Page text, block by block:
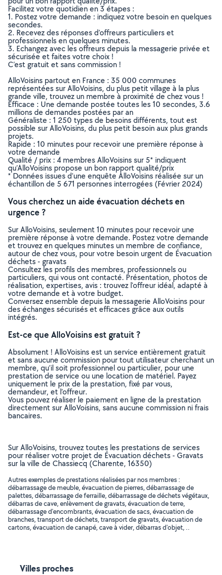
Facilitez votre quotidien en 3 étapes :
1. Postez votre demande : indiquez votre besoin en quelques
secondes.
2. Recevez des réponses d’offreurs particuliers et
professionnels en quelques minutes.
3. Echangez avec les offreurs depuis la messagerie privée et
sécurisée et faites votre choix !
C’est gratuit et sans commission !
AlloVoisins partout en France : 35 000 communes
représentées sur AlloVoisins, du plus petit village à la plus
grande ville, trouvez un membre à proximité de chez vous !
Efficace : Une demande postée toutes les 10 secondes, 3.6
millions de demandes postées par an
Généraliste : 1 250 types de besoins différents, tout est
possible sur AlloVoisins, du plus petit besoin aux plus grands
projets.
Rapide : 10 minutes pour recevoir une première réponse à
votre demande
Qualité / prix : 4 membres AlloVoisins sur 5* indiquent
qu’AlloVoisins propose un bon rapport qualité/prix
* Données issues d’une enquête AlloVoisins réalisée sur un
échantillon de 5 671 personnes interrogées (Février 2024)
Vous cherchez un aide évacuation déchets en
urgence ?
Sur AlloVoisins, seulement 10 minutes pour recevoir une
première réponse à votre demande. Postez votre demande
et trouvez en quelques minutes un membre de confiance,
autour de chez vous, pour votre besoin urgent de Évacuation
déchets - gravats
Consultez les profils des membres, professionnels ou
particuliers, qui vous ont contacté. Présentation, photos de
réalisation, expertises, avis : trouvez l'offreur idéal, adapté à
votre demande et à votre budget.
Conversez ensemble depuis la messagerie AlloVoisins pour
des échanges sécurisés et efficaces grâce aux outils
intégrés.
Est-ce que AlloVoisins est gratuit ?
Absolument ! AlloVoisins est un service entièrement gratuit
et sans aucune commission pour tout utilisateur cherchant un
membre, qu’il soit professionnel ou particulier, pour une
prestation de service ou une location de matériel. Payez
uniquement le prix de la prestation, fixé par vous,
demandeur, et l’offreur.
Vous pouvez réaliser le paiement en ligne de la prestation
directement sur AlloVoisins, sans aucune commission ni frais
bancaires.
Sur AlloVoisins, trouvez toutes les prestations de services
pour réaliser votre projet de Évacuation déchets - Gravats
sur la ville de Chassiecq (Charente, 16350)
Autres exemples de prestations réalisées par nos membres :
débarrassage de meuble, évacuation de pierres, débarrassage de
palettes, débarrassage de ferraille, débarrassage de déchets végétaux,
débarras de cave, enlèvement de gravats, évacuation de terre,
débarrassage d'encombrants, évacuation de sacs, évacuation de
branches, transport de déchets, transport de gravats, évacuation de
cartons, évacuation de canapé, cave à vider, débarras d'objet, ..
Villes proches